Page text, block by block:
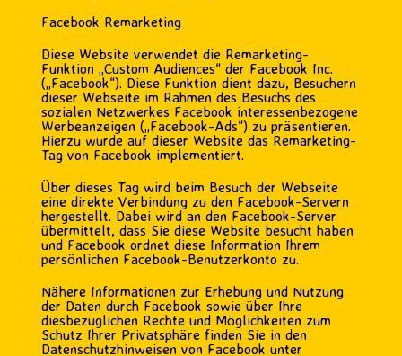
Facebook Remarketing
Diese Website verwendet die Remarketing-
Funktion „Custom Audiences“ der Facebook Inc.
(„Facebook“). Diese Funktion dient dazu, Besuchern
dieser Webseite im Rahmen des Besuchs des
sozialen Netzwerkes Facebook interessenbezogene
Werbeanzeigen („Facebook-Ads“) zu präsentieren.
Hierzu wurde auf dieser Website das Remarketing-
Tag von Facebook implementiert.
Über dieses Tag wird beim Besuch der Webseite
eine direkte Verbindung zu den Facebook-Servern
hergestellt. Dabei wird an den Facebook-Server
übermittelt, dass Sie diese Website besucht haben
und Facebook ordnet diese Information Ihrem
persönlichen Facebook-Benutzerkonto zu.
Nähere Informationen zur Erhebung und Nutzung
der Daten durch Facebook sowie über Ihre
diesbezüglichen Rechte und Möglichkeiten zum
Schutz Ihrer Privatsphäre finden Sie in den
Datenschutzhinweisen von Facebook unter